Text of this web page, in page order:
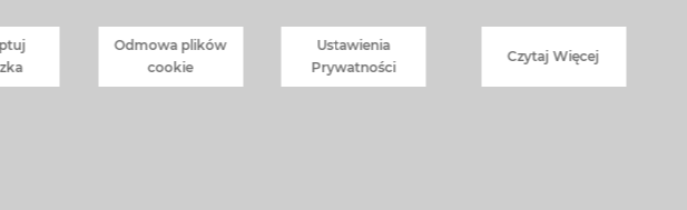
i wzmacnianie pozycji regionu –
udział w zrównoważonym rozwoju
Odmowa plików
cookie
Czytaj Więcej
Ustawienia
Prywatności